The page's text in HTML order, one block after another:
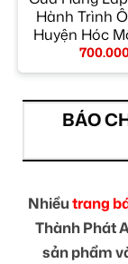
Hành Trình
Huyện Hóc
Tốt
BÁO
Nhiềutrang
Thành Phát
sản phẩm